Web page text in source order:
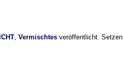
, Vermischtesveröffentlicht. Setzen